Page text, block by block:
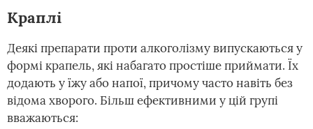
Краплі
Деякі препарати проти алкоголізму випускаються у
формі крапель, які набагато простіше приймати. Їх
додають у їжу або напої, причому часто навіть без
відома хворого. Більш ефективними у цій групі
вважаються: